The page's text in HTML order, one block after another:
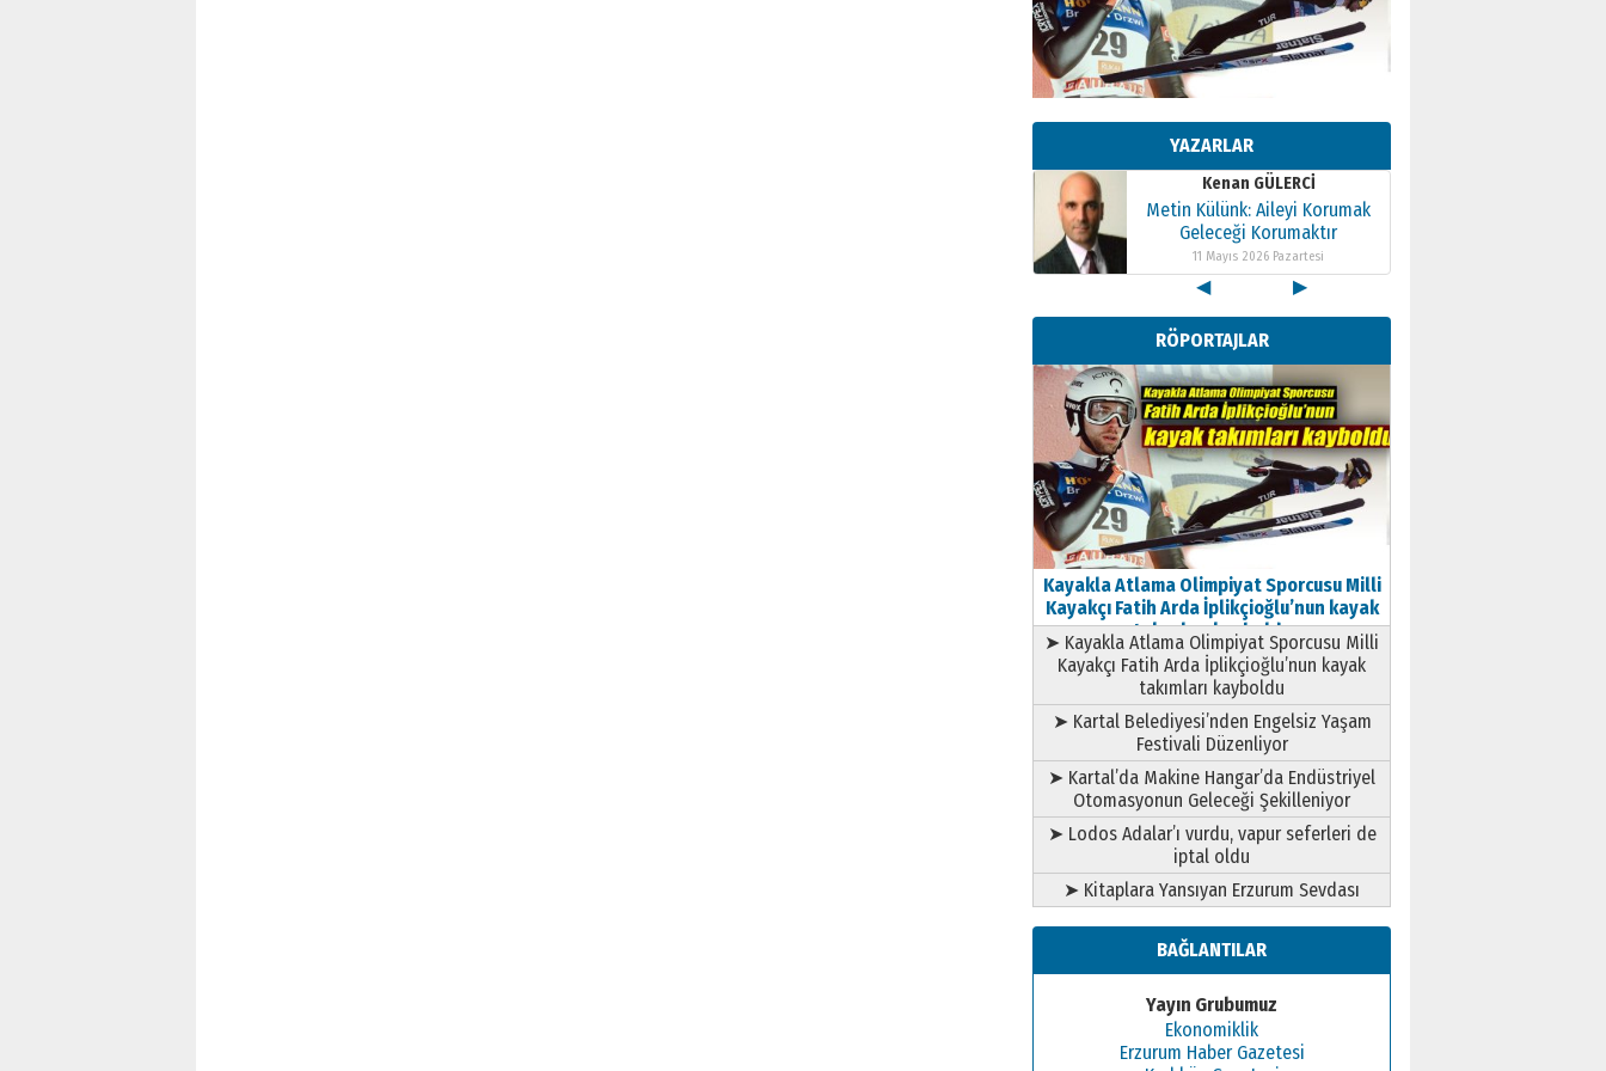
YAZARLAR
Kenan GÜLERCİ
Metin Külünk: Aileyi Korumak
Geleceği Korumaktır
11 Mayıs 2026 Pazartesi
Kenan GÜLERCİ
Metin Külünk: Aileyi Korumak
Geleceği Korumaktır
11 Mayıs 2026 Pazartesi
Kenan GÜLERCİ
Metin Külünk: Aileyi Korumak
Geleceği Korumaktır
11 Mayıs 2026 Pazartesi
◀ ▶
RÖPORTAJLAR
Kayakla Atlama Olimpiyat Sporcusu Milli
Kayakçı Fatih Arda İplikçioğlu’nun kayak
takımları kayboldu
➤ Kayakla Atlama Olimpiyat Sporcusu Milli
Kayakçı Fatih Arda İplikçioğlu’nun kayak
takımları kayboldu
➤ Kartal Belediyesi’nden Engelsiz Yaşam
Festivali Düzenliyor
➤ Kartal’da Makine Hangar’da Endüstriyel
Otomasyonun Geleceği Şekilleniyor
➤ Lodos Adalar’ı vurdu, vapur seferleri de
iptal oldu
➤ Kitaplara Yansıyan Erzurum Sevdası
BAĞLANTILAR
Yayın Grubumuz
Ekonomiklik
Erzurum Haber Gazetesi